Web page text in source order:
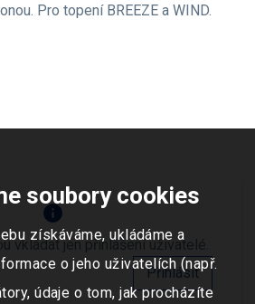
Pro topení BREEZE a WIND.
info
vkládat jen přihlášení uživatelé.
Přihlásit
soubory cookies
získáváme, ukládáme a
o jeho uživatelích (např.
údaje o tom, jak procházíte